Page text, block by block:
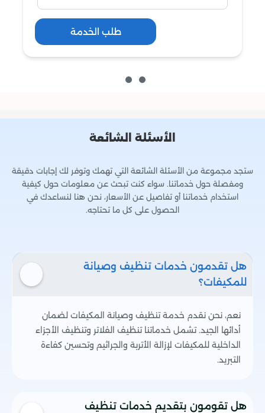
طلب الخدمة
الأسئلة الشائعة
ستجد مجموعة من الأسئلة الشائعة التي تهمك وتوفر لك إجابات دقيقة
ومفصلة حول خدماتنا. سواء كنت تبحث عن معلومات حول كيفية
استخدام خدماتنا أو تفاصيل عن الأسعار، نحن هنا لنساعدك في
الحصول على كل ما تحتاجه.
هل تقدمون خدمات تنظيف وصيانة
للمكيفات؟
نعم، نحن نقدم خدمة تنظيف وصيانة المكيفات لضمان
أدائها الجيد. تشمل خدماتنا تنظيف الفلاتر وتنظيف الأجزاء
الداخلية للمكيفات لإزالة الأتربة والجراثيم وتحسين كفاءة
التبريد.
هل تقومون بتقديم خدمات تنظيف